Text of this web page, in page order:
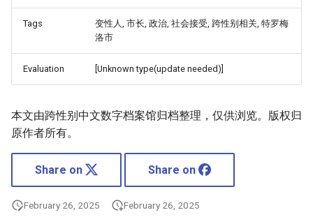
Tags
变性人, 市长, 政治, 社会接受, 跨性别相关, 特罗梅
洛市
Evaluation [Unknown type(update needed)]
本文由跨性别中文数字档案馆归档整理，仅供浏览。版权归
原作者所有。
Share on Share on
February 26, 2025 February 26, 2025